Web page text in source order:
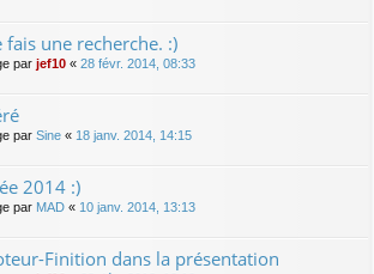
fais une recherche. :)
par jef10 « 28 févr. 2014, 08:33
par Sine « 18 janv. 2014, 14:15
2014 :)
par MAD « 10 janv. 2014, 13:13
Finition dans la présentation